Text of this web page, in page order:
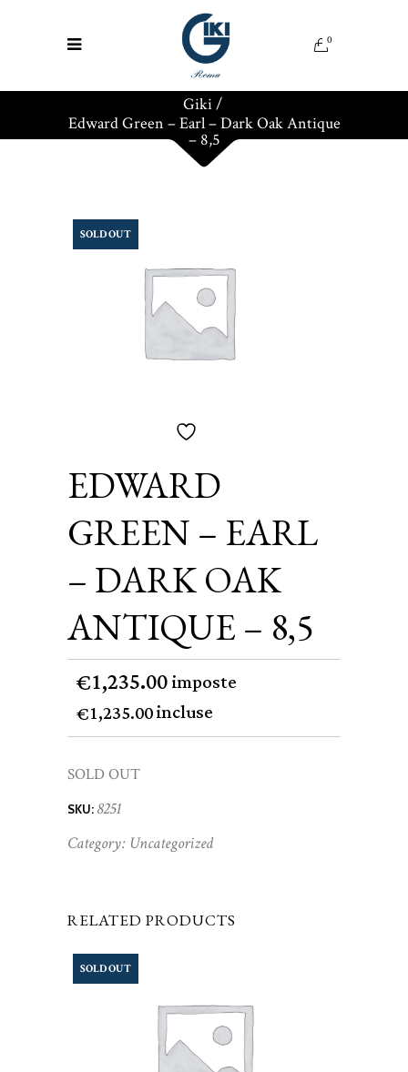
0
Giki/
Edward Green – Earl – Dark Oak Antique
– 8,5
SOLD OUT
EDWARD
GREEN – EARL
– DARK OAK
ANTIQUE – 8,5
€1,235.00imposte
€1,235.00incluse
SOLD OUT
SKU: 8251
Category: Uncategorized
RELATED PRODUCTS
SOLD OUT